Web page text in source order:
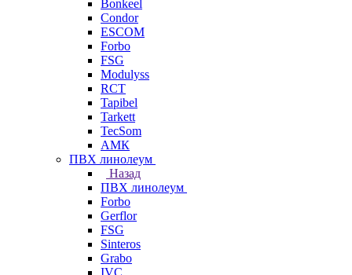
Bonkeel
Condor
ESCOM
Forbo
FSG
Modulyss
RCT
Tapibel
Tarkett
TecSom
АМК
ПВХ линолеум
Назад
ПВХ линолеум
Forbo
Gerflor
FSG
Sinteros
Grabo
IVC